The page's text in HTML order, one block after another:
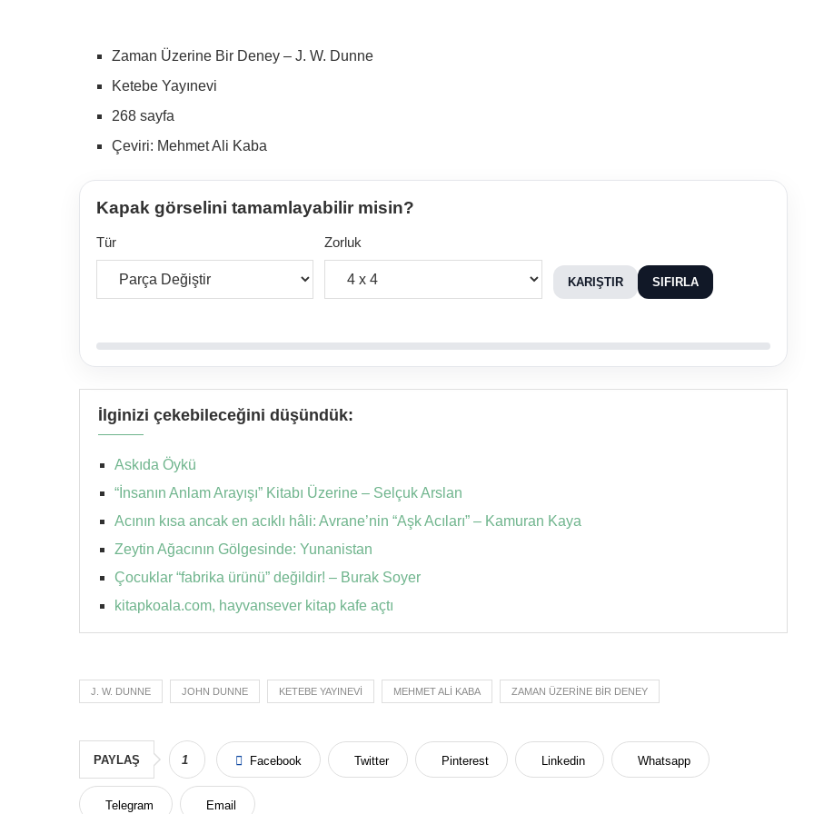
Zaman Üzerine Bir Deney – J. W. Dunne
Ketebe Yayınevi
268 sayfa
Çeviri: Mehmet Ali Kaba
Kapak görselini tamamlayabilir misin?
Tür Zorluk
KARIŞTIR SIFIRLA
İlginizi çekebileceğini düşündük:
Askıda Öykü
“İnsanın Anlam Arayışı” Kitabı Üzerine – Selçuk Arslan
Acının kısa ancak en acıklı hâli: Avrane’nin “Aşk Acıları” – Kamuran Kaya
Zeytin Ağacının Gölgesinde: Yunanistan
Çocuklar “fabrika ürünü” değildir! – Burak Soyer
kitapkoala.com, hayvansever kitap kafe açtı
J. W. DUNNE JOHN DUNNE KETEBE YAYINEVI MEHMET ALI KABA ZAMAN ÜZERINE BIR DENEY
PAYLAŞ 1 Facebook Twitter Pinterest Linkedin Whatsapp
Telegram Email